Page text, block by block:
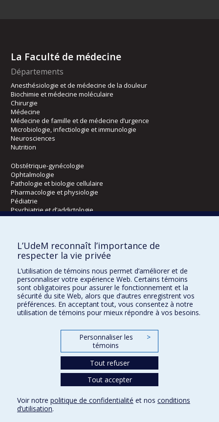
La Faculté de médecine
Départements
Anesthésiologie et de médecine de la douleur
Biochimie et médecine moléculaire
Chirurgie
Médecine
Médecine de famille et de médecine d’urgence
Microbiologie, infectiologie et immunologie
Neurosciences
Nutrition
Obstétrique-gynécologie
Ophtalmologie
Pathologie et biologie cellulaire
Pharmacologie et physiologie
Pédiatrie
Psychiatrie et d’addictologie
Radiologie, radio-oncologie et médecine nucléaire
Écoles
Orthophonie et audiologie
Réadaptation
Directions
Confidentialité Conditions d’utilisation Paramètres des témoins
L’UdeM reconnaît l’importance de
respecter la vie privée
L’utilisation de témoins nous permet d’améliorer et de
personnaliser votre expérience Web. Certains témoins
sont obligatoires pour assurer le fonctionnement et la
sécurité du site Web, alors que d’autres enregistrent vos
préférences. En acceptant tout, vous consentez à notre
utilisation de témoins pour mieux répondre à vos besoins.
Personnaliser les
témoins
>
Tout refuser
Tout accepter
Voir notre politique de confidentialité et nos conditions
d’utilisation.